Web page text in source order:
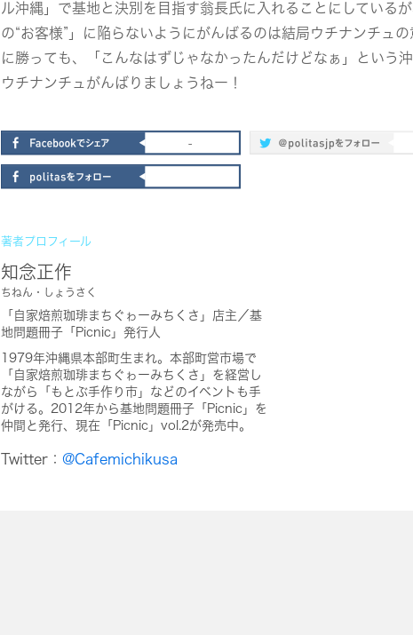
ル沖縄」で基地と決別を目指す翁長氏に入れることにしている
の“お客様”」に陥らないようにがんばるのは結局ウチナンチュ
に勝っても、「こんなはずじゃなかったんだけどなぁ」という
ウチナンチュがんばりましょうねー！
-
著者プロフィール
知念正作
ちねん・しょうさく
「自家焙煎珈琲まちぐゎーみちくさ」店主／基
地問題冊子「Picnic」発行人
1979年沖縄県本部町生まれ。本部町営市場で
「自家焙煎珈琲まちぐゎーみちくさ」を経営し
ながら「もとぶ手作り市」などのイベントも手
がける。2012年から基地問題冊子「Picnic」を
仲間と発行、現在「Picnic」vol.2が発売中。
Twitter： @Cafemichikusa